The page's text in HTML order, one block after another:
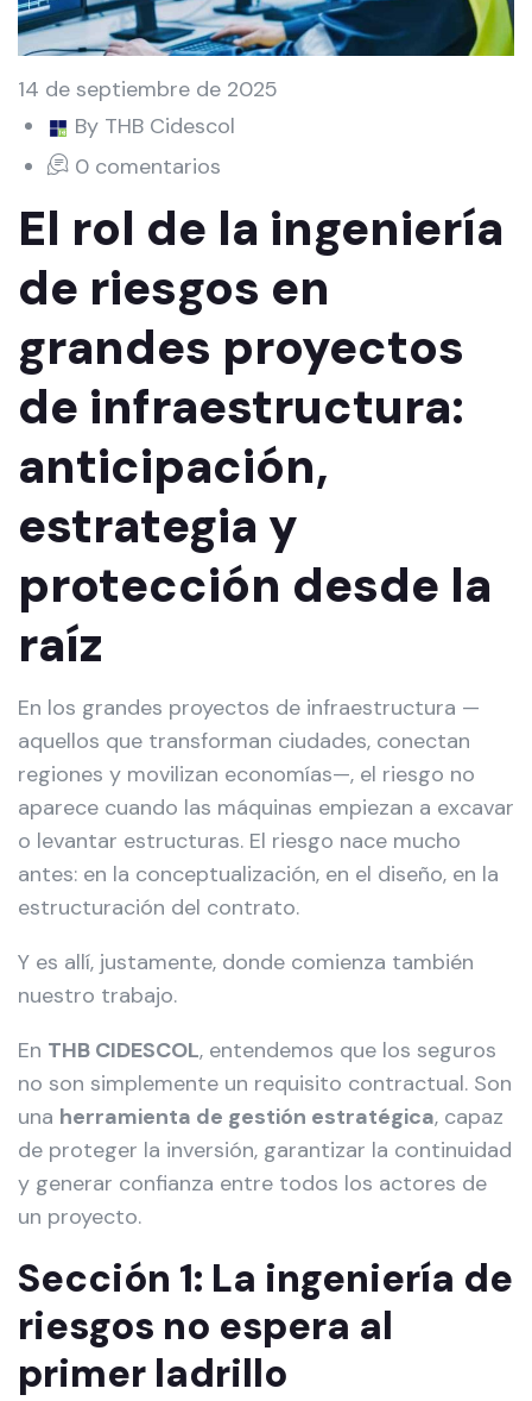
14 de septiembre de 2025
By THB Cidescol
0 comentarios
El rol de la ingeniería
de riesgos en
grandes proyectos
de infraestructura:
anticipación,
estrategia y
protección desde la
raíz
En los grandes proyectos de infraestructura —
aquellos que transforman ciudades, conectan
regiones y movilizan economías—, el riesgo no
aparece cuando las máquinas empiezan a excavar
o levantar estructuras. El riesgo nace mucho
antes: en la conceptualización, en el diseño, en la
estructuración del contrato.
Y es allí, justamente, donde comienza también
nuestro trabajo.
En THB CIDESCOL, entendemos que los seguros
no son simplemente un requisito contractual. Son
una herramienta de gestión estratégica, capaz
de proteger la inversión, garantizar la continuidad
y generar confianza entre todos los actores de
un proyecto.
Sección 1: La ingeniería de
riesgos no espera al
primer ladrillo